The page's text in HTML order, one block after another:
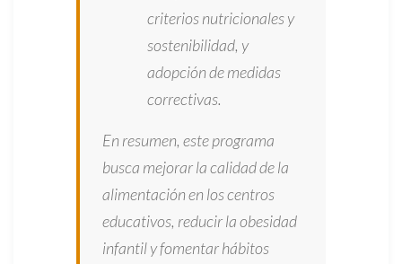
criterios nutricionales y
sostenibilidad, y
adopción de medidas
correctivas.
En resumen, este programa
busca mejorar la calidad de la
alimentación en los centros
educativos, reducir la obesidad
infantil y fomentar hábitos